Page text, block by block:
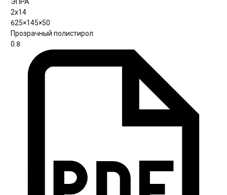
2х14
625×145×50
Прозрачный полистирол
0.8